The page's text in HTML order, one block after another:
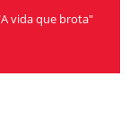
vida que brota"